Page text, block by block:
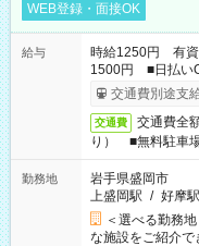
WEB登録・面接OK
給与
時給1250円 有
1500円 ■日払い
交通費別途支
交通費
交通費全
り） ■無料駐車
勤務地
岩手県盛岡市
上盛岡駅 / 好摩駅
＜選べる勤務
な施設をご紹介で